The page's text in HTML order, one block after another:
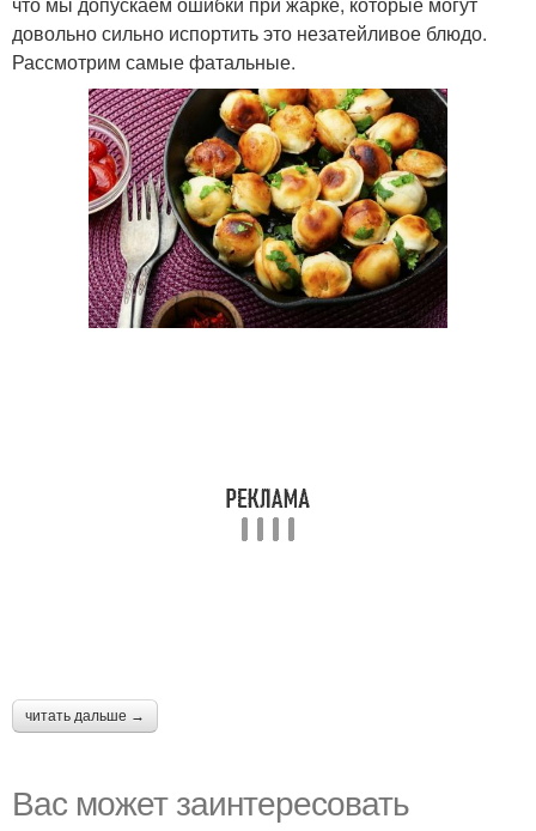
довольно сильно испортить это незатейливое блюдо.
Рассмотрим самые фатальные.
читать дальше →
Вас может заинтересовать